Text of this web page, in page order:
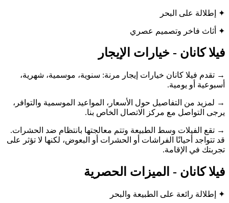
✦ إطلالة على البحر
✦ أثاث فاخر وتصميم عصري
فيلا كانان - خيارات الإيجار
→ تقدم فيلا كانان خيارات إيجار مرنة: سنوية، موسمية، شهرية،
أسبوعية أو يومية.
→ لمزيد من التفاصيل حول الأسعار، المواعيد الموسمية والتوافر،
يرجى التواصل مع مركز الاتصال الخاص بنا.
→ تقع الفيلات وسط الطبيعة وتتم معالجتها بانتظام ضد الحشرات.
قد تتواجد أحيانًا الفراشات أو الحشرات أو البعوض، لكنها لا تؤثر على
تجربتك في الإقامة.
فيلا كانان - الميزات الحصرية
✦ إطلالة رائعة على الطبيعة والبحر